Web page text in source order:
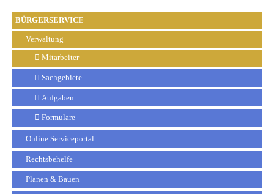
BÜRGERSERVICE
Verwaltung
Mitarbeiter
Sachgebiete
Aufgaben
Formulare
Online Serviceportal
Rechtsbehelfe
Planen & Bauen